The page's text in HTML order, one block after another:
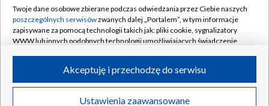
Rada Programowa
System NOS
Informacje o nadawcy
Program dla prasy
Kontakt
Kanały
©2026 Telewizja Polska S.A. w likwidacji
Twoje dane osobowe zbierane podczas odwiedzania przez Ciebie naszych
poszczególnych serwisówzwanych dalej „Portalem”, w tym informacje
zapisywane za pomocą technologii takich jak: pliki cookie, sygnalizatory
WWW lub innych podobnych technologii umożliwiających świadczenie
ruchu w Internecie.
Twoje dane osobowe zbierane podczas odwiedzania przez Ciebie
Ustawienia zaawansowane
Akceptuję i przechodzę do serwisu